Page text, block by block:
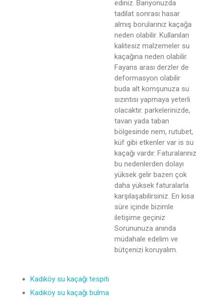
ediniz. Banyonuzda
tadilat sonrası hasar
almış borularınız kaçağa
neden olabilir. Kullanılan
kalitesiz malzemeler su
kaçağına neden olabilir.
Fayans arası derzler de
deformasyon olabilir
buda alt komşunuza su
sızıntısı yapmaya yeterli
olacaktır. parkelerinizde,
tavan yada taban
bölgesinde nem, rutubet,
küf gibi etkenler var is su
kaçağı vardır. Faturalarınız
bu nedenlerden dolayı
yüksek gelir bazen çok
daha yüksek faturalarla
karşılaşabilirsiniz. En kısa
süre içinde bizimle
iletişime geçiniz
Sorununuza anında
müdahale edelim ve
bütçenizi koruyalım.
Kadıköy su kaçağı tespiti
Kadıköy su kaçağı bulma